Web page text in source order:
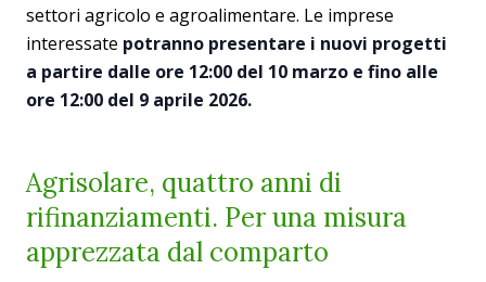
settori agricolo e agroalimentare. Le imprese
interessate potranno presentare i nuovi progetti
a partire dalle ore 12:00 del 10 marzo e fino alle
ore 12:00 del 9 aprile 2026.
Agrisolare, quattro anni di
rifinanziamenti. Per una misura
apprezzata dal comparto